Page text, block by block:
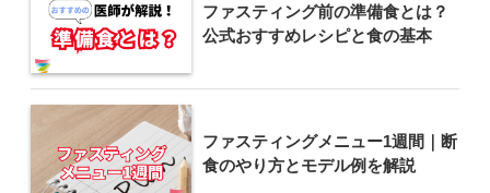
ファスティング前の準備食とは？
公式おすすめレシピと食の基本
ファスティングメニュー1週間｜断
食のやり方とモデル例を解説